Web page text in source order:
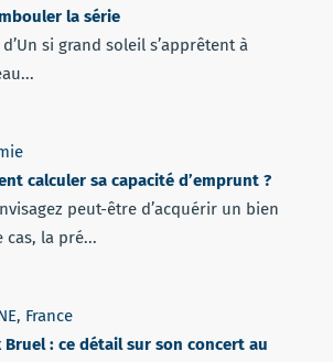
la série
si grand soleil s’apprêtent à
calculer sa capacité d’emprunt ?
peut-être d’acquérir un bien
cas, la pré...
, France
Bruel : ce détail sur son concert au